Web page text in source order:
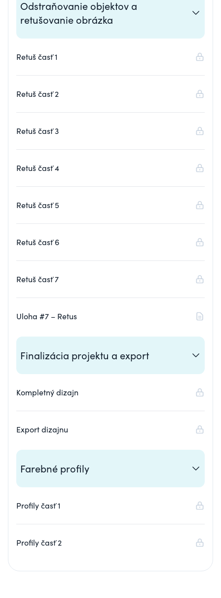
Odstraňovanie objektov a
retušovanie obrázka
Retuš časť 1
Retuš časť 2
Retuš časť 3
Retuš časť 4
Retuš časť 5
Retuš časť 6
Retuš časť 7
Uloha #7 – Retus
Finalizácia projektu a export
Kompletný dizajn
Export dizajnu
Farebné profily
Profily časť 1
Profily časť 2